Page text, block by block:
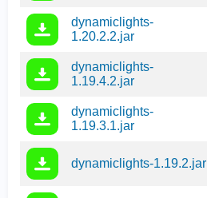
dynamiclights-
1.20.2.2.jar
dynamiclights-
1.19.4.2.jar
dynamiclights-
1.19.3.1.jar
dynamiclights-1.19.2.jar